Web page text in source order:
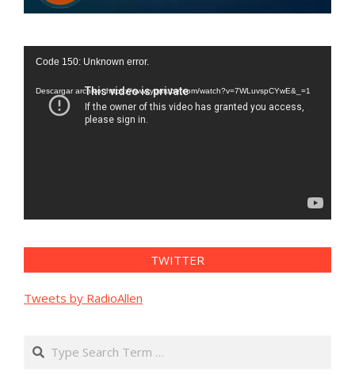
Reproductor
vídeo
Code 150: Unknown error.
Descargar archivo: https://www.youtube.com/watch?v=7WLuvspCYwE&_=1
TWITTER
Tweets by RadioAllen
Search